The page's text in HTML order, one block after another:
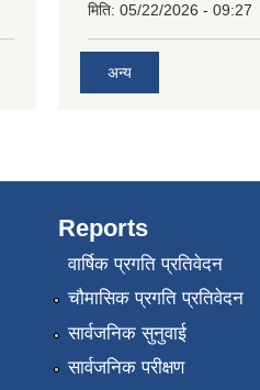
मिति: 05/22/2026 - 09:27
अन्य
Reports
वार्षिक प्रगति प्रतिवेदन
चौमासिक प्रगति प्रतिवेदन
सार्वजनिक सुनुवाई
सार्वजनिक परीक्षण